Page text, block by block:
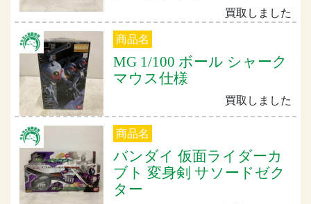
買取しました
商品名
MG 1/100 ボール シャーク
マウス仕様
買取しました
商品名
バンダイ 仮面ライダーカ
ブト 変身剣 サソードゼク
ター